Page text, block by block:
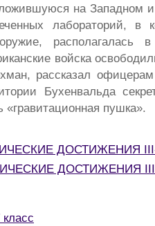
на Западном
лабораторий, в
войска
рассказал офицерам
Бухенвальда
«гравитационная пушка».
ДОСТИЖЕНИЯ
ДОСТИЖЕНИЯ